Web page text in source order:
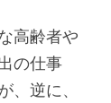
高齢者や
の仕事
逆に、